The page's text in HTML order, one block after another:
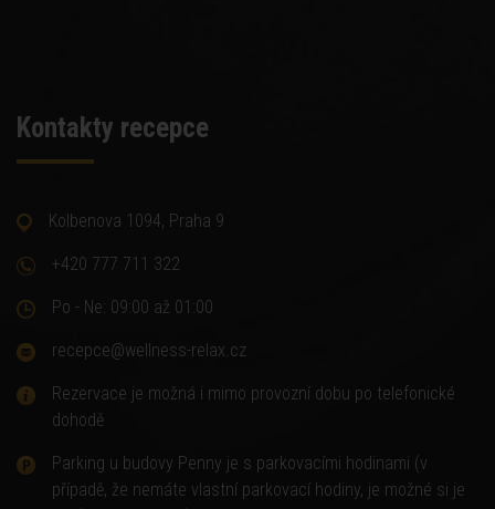
Kontakty recepce
Kolbenova 1094, Praha 9
+420 777 711 322
Po - Ne: 09:00 až 01:00
recepce@wellness-relax.cz
Rezervace je možná i mimo provozní dobu po telefonické
dohodě
Parking u budovy Penny je s parkovacími hodinami (v
případě, že nemáte vlastní parkovací hodiny, je možné si je